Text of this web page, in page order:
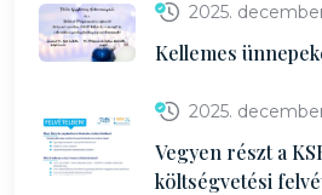
2025.
Kellemes
2025.
Vegyen részt a
költségvetési